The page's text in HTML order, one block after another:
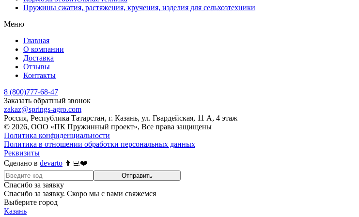
Пружины сжатия, растяжения, кручения, изделия для сельхозтехники
Меню
Главная
О компании
Доставка
Отзывы
Контакты
8 (800)777-68-47
Заказать обратный звонок
zakaz@springs-agro.com
Россия, Республика Татарстан, г. Казань, ул. Гвардейская, 11 А, 4 этаж
© 2026, ООО «ПК Пружинный проект», Все права защищены
Политика конфиденциальности
Политика в отношении обработки персональных данных
Реквизиты
Сделано в devarto 👨‍💻❤️
Отправить
Спасибо за заявку
Спасибо за заявку. Скоро мы с вами свяжемся
Выберите город
Казань